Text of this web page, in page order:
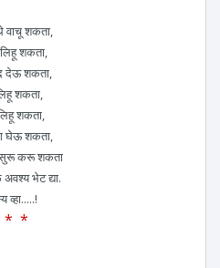
शकता,
शकता,
देऊ शकता,
शकता,
शकता,
घेऊ शकता,
सुरू करू शकता
भेट द्या.
व्हा.....!
* *